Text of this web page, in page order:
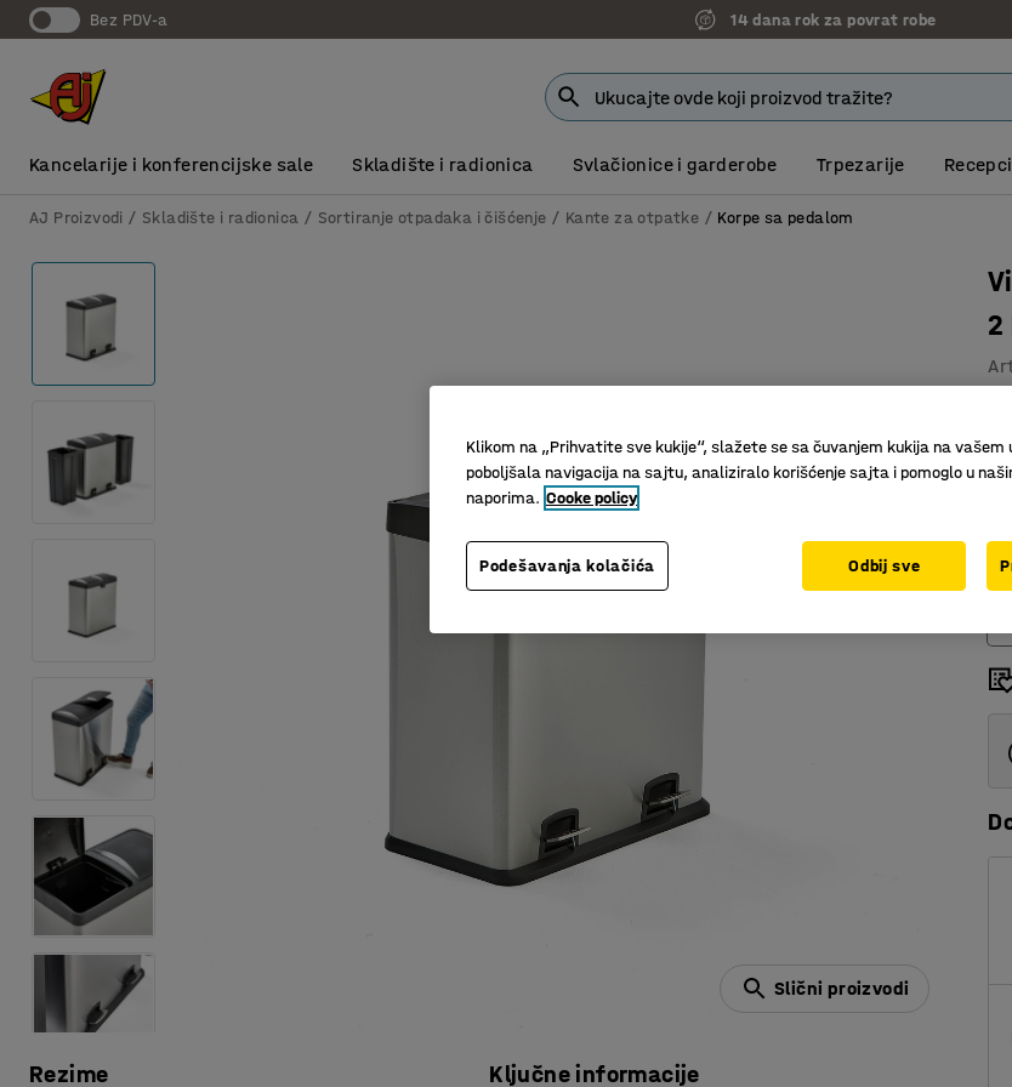
bez PDV-a 14 dana rok za povrat robe
Kancelarije i konferencijske sale Skladište i radionica Svlačionice i garderobe Trpezarije
AJ Proizvodi Skladište i radionica Sortiranje otpadaka i čišćenje Kante za otpatke Korpe sa pedalom
Slični proizvodi
Rezime Ključne informacije
2
Klikom na „Prihvatite sve kukije“, slažete se sa čuvanjem kukija na vašem
poboljšala navigacija na sajtu, analiziralo korišćenje sajta i pomoglo u
naporima. Cooke policy
Podešavanja kolačića Odbij sve